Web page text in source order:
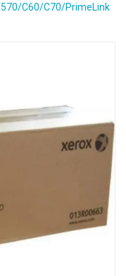
С60/С70/PrimeLink